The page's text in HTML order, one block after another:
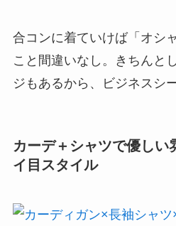
合コンに着ていけば「オシ
こと間違いなし。きちんと
ジもあるから、ビジネスシ
カーデ＋シャツで優しい
イ目スタイル